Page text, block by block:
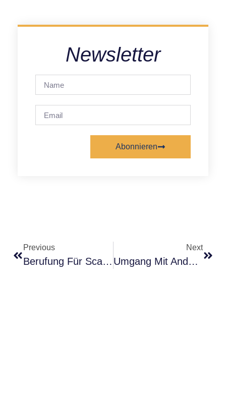
Newsletter
Abonnieren
Previous
Berufung Für Scannerpersönlichkeiten
Next
Umgang Mit Anderen Scannerpersönlichkeiten